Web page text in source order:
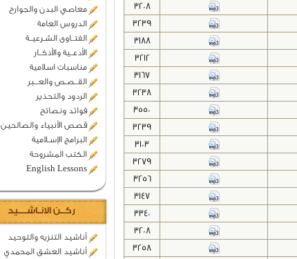
معاصي البدن والجوارح
الدروس العامة
الفتــاوى الشـرعيــة
الأدعــية والأذكــار
مناسبات اسلامية
القــصـص والعـــبر
الردود والتحذير
فوائد ونصائح
قصص الأنبياء والصالحين
البرامج الإسـلامية
الكتب المشروحة
English Lessons
ركــن الانـاشــــيد
أناشيد التنزيه والتوحيد
أناشيد العشق المحمدي
3208
3239
3188
3212
3167
3238
3550
3239
3103
3279
3256
3147
3340
3208
3258